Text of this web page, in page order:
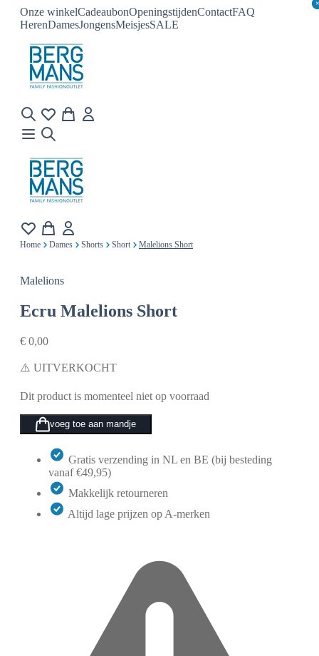
Onze winkelCadeaubonOpeningstijdenContactFAQ
HerenDamesJongensMeisjesSALE
×
×
Home Dames Shorts Short Malelions Short
Malelions
Ecru Malelions Short
€ 0,00
⚠️ UITVERKOCHT
Dit product is momenteel niet op voorraad
voeg toe aan mandje
Gratis verzending in NL en BE (bij besteding
vanaf €49,95)
Makkelijk retourneren
Altijd lage prijzen op A-merken